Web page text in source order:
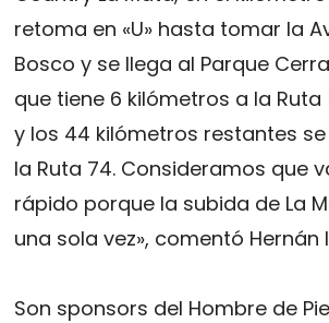
retoma en «U» hasta tomar la
Bosco y se llega al Parque
que tiene 6 kilómetros a la
y los 44 kilómetros restantes
la Ruta 74. Consideramos que
rápido porque la subida de La
una sola vez», comentó Hernán
Son sponsors del Hombre de